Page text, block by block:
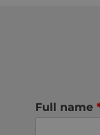
Full name